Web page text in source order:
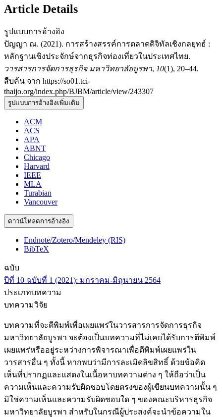
Article Details
รูปแบบการอ้างอิง
ปัญญา ณ. (2021). การสร้างสรรค์การตลาดดิจิทัลเชิงกลยุทธ์ :
หลักฐานเชิงประจักษ์จากธุรกิจท่องเที่ยวในประเทศไทย.
วารสารการจัดการธุรกิจ มหาวิทยาลัยบูรพา, 10(1), 20–44.
สืบค้น จาก https://so01.tci-
thaijo.org/index.php/BJBM/article/view/243307
รูปแบบการอ้างอิงเพิ่มเติม
ACM
ACS
APA
ABNT
Chicago
Harvard
IEEE
MLA
Turabian
Vancouver
ดาวน์โหลดการอ้างอิง
Endnote/Zotero/Mendeley (RIS)
BibTeX
ฉบับ
ปีที่ 10 ฉบับที่ 1 (2021): มกราคม-มิถุนายน 2564
ประเภทบทความ
บทความวิจัย
บทความที่จะตีพิมพ์เพื่อเผยแพร่ในวารสารการจัดการธุรกิจ
มหาวิทยาลัยบูรพา จะต้องเป็นบทความที่ไม่เคยได้รับการตีพิมพ์
เผยแพร่หรืออยู่ระหว่างการพิจารณาเพื่อตีพิมพ์เผยแพร่ใน
วารสารอื่น ๆ ทั้งนี้ หากพบว่ามีการละเมิดลิขสิทธิ์ ด้วยข้อคิด
เห็นที่ปรากฏและแสดงในเนื้อหาบทความต่าง ๆ ให้ถือว่าเป็น
ความเห็นและความรับผิดชอบโดยตรงของผู้เขียนบทความนั้น ๆ
มิใช่ความเห็นและความรับผิดชอบใด ๆ ของคณะบริหารธุรกิจ
มหาวิทยาลัยบูรพา สำหรับในกรณีผู้ประสงค์จะนำข้อความใน